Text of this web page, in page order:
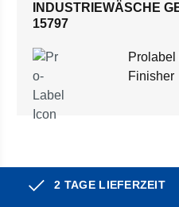
INDUSTRIEWÄSCHE
15797
Prolabel
Finisher
2 TAGE LIEFERZEIT